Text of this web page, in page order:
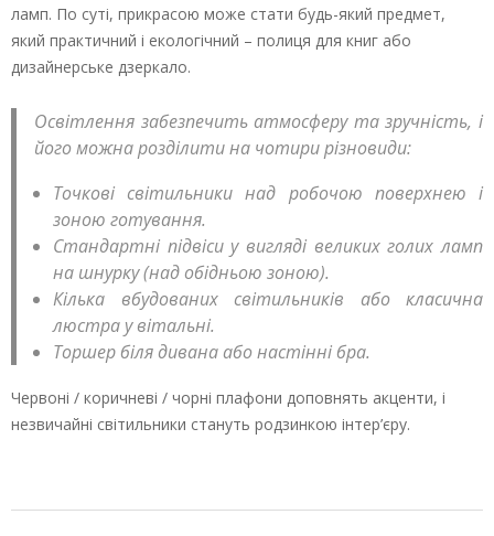
ламп. По суті, прикрасою може стати будь-який предмет,
який практичний і екологічний – полиця для книг або
дизайнерське дзеркало.
Освітлення забезпечить атмосферу та зручність, і
його можна розділити на чотири різновиди:
Точкові світильники над робочою поверхнею і
зоною готування.
Стандартні підвіси у вигляді великих голих ламп
на шнурку (над обідньою зоною).
Кілька вбудованих світильників або класична
люстра у вітальні.
Торшер біля дивана або настінні бра.
Червоні / коричневі / чорні плафони доповнять акценти, і
незвичайні світильники стануть родзинкою інтер’єру.